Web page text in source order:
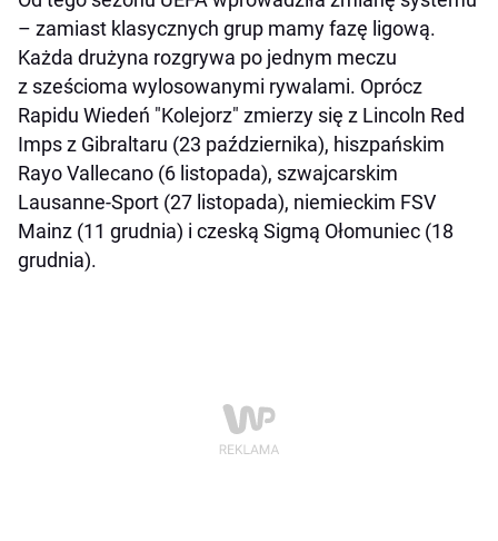
– zamiast klasycznych grup mamy fazę ligową.
Każda drużyna rozgrywa po jednym meczu
z sześcioma wylosowanymi rywalami. Oprócz
Rapidu Wiedeń "Kolejorz" zmierzy się z Lincoln Red
Imps z Gibraltaru (23 października), hiszpańskim
Rayo Vallecano (6 listopada), szwajcarskim
Lausanne-Sport (27 listopada), niemieckim FSV
Mainz (11 grudnia) i czeską Sigmą Ołomuniec (18
grudnia).